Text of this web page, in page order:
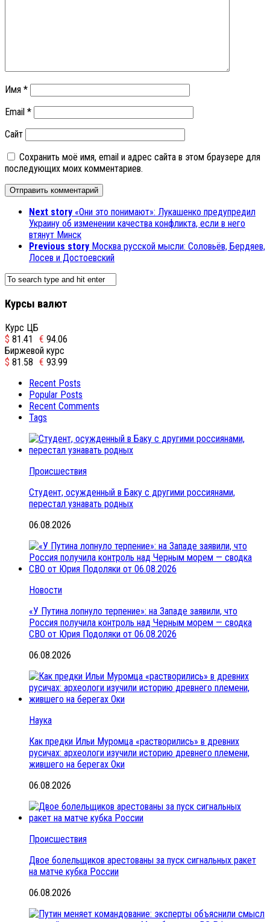
Имя *
Email *
Сайт
Сохранить моё имя, email и адрес сайта в этом браузере для
последующих моих комментариев.
Next story «Они это понимают»: Лукашенко предупредил
Украину об изменении качества конфликта, если в него
втянут Минск
Previous story Москва русской мысли: Соловьёв, Бердяев,
Лосев и Достоевский
Курсы валют
Курс ЦБ
$ 81.41 € 94.06
Биржевой курс
$ 81.58 € 93.99
Recent Posts
Popular Posts
Recent Comments
Tags
Происшествия
Студент, осужденный в Баку с другими россиянами,
перестал узнавать родных
06.08.2026
Новости
«У Путина лопнуло терпение»: на Западе заявили, что
Россия получила контроль над Черным морем — сводка
СВО от Юрия Подоляки от 06.08.2026
06.08.2026
Наука
Как предки Ильи Муромца «растворились» в древних
русичах: археологи изучили историю древнего племени,
жившего на берегах Оки
06.08.2026
Происшествия
Двое болельщиков арестованы за пуск сигнальных ракет
на матче кубка России
06.08.2026